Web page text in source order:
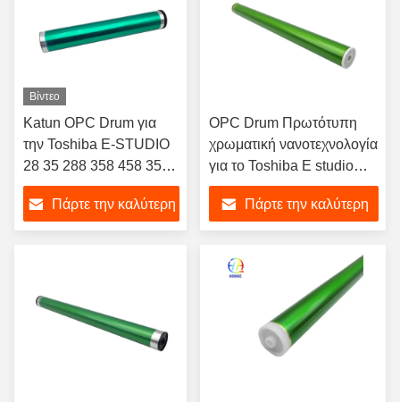
Βίντεο
Katun OPC Drum για
την Toshiba E-STUDIO
28 35 288 358 458 350
352 353 450 45 452 453
Πάρτε την καλύτερη
OPC Drum Πρωτότυπη
χρωματική νανοτεχνολογία
για το Toshiba E studio
255 256 205 305 306 355
356 455 456 506 257 307
357 457 507 4530 OD-
4530 OD 4530 OPC Drum
Πάρτε την καλύτερη